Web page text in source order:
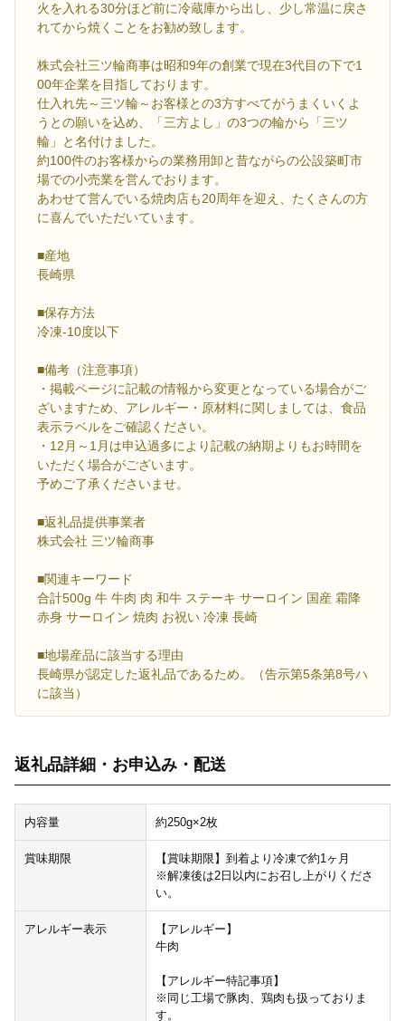
火を入れる30分ほど前に冷蔵庫から出し、少し常温に戻さ
れてから焼くことをお勧め致します。
株式会社三ツ輪商事は昭和9年の創業で現在3代目の下で1
00年企業を目指しております。
仕入れ先～三ツ輪～お客様との3方すべてがうまくいくよ
うとの願いを込め、「三方よし」の3つの輪から「三ツ
輪」と名付けました。
約100件のお客様からの業務用卸と昔ながらの公設築町市
場での小売業を営んでおります。
あわせて営んでいる焼肉店も20周年を迎え、たくさんの方
に喜んでいただいています。
■産地
長崎県
■保存方法
冷凍-10度以下
■備考（注意事項）
・掲載ページに記載の情報から変更となっている場合がご
ざいますため、アレルギー・原材料に関しましては、食品
表示ラベルをご確認ください。
・12月～1月は申込過多により記載の納期よりもお時間を
いただく場合がございます。
予めご了承くださいませ。
■返礼品提供事業者
株式会社 三ツ輪商事
■関連キーワード
合計500g 牛 牛肉 肉 和牛 ステーキ サーロイン 国産 霜降
赤身 サーロイン 焼肉 お祝い 冷凍 長崎
■地場産品に該当する理由
長崎県が認定した返礼品であるため。（告示第5条第8号ハ
に該当）
返礼品詳細・お申込み・配送
内容量 約250g×2枚
賞味期限
【賞味期限】到着より冷凍で約1ヶ月
※解凍後は2日以内にお召し上がりくださ
い。
アレルギー表示
【アレルギー】
牛肉
【アレルギー特記事項】
※同じ工場で豚肉、鶏肉も扱っておりま
す。